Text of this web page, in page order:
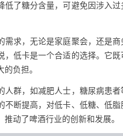
了糖分含量，可避免因涉入
求，无论是家庭聚会，还是
低卡是一个合适的选择。它既
负担。
人群，如减肥人士，糖尿病患
不断提高，对低卡、低糖、低
动了啤酒行业的创新和发展。